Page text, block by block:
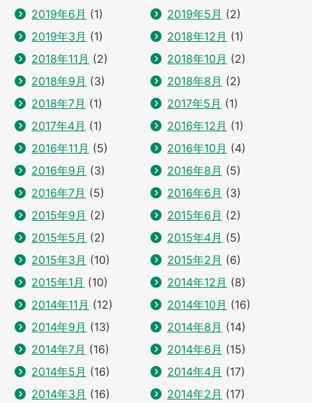
2019年6月 (1) 2019年5月 (2)
2019年3月 (1) 2018年12月 (1)
2018年11月 (2) 2018年10月 (2)
2018年9月 (3) 2018年8月 (2)
2018年7月 (1) 2017年5月 (1)
2017年4月 (1) 2016年12月 (1)
2016年11月 (5) 2016年10月 (4)
2016年9月 (3) 2016年8月 (5)
2016年7月 (5) 2016年6月 (3)
2015年9月 (2) 2015年6月 (2)
2015年5月 (2) 2015年4月 (5)
2015年3月 (10) 2015年2月 (6)
2015年1月 (10) 2014年12月 (8)
2014年11月 (12) 2014年10月 (16)
2014年9月 (13) 2014年8月 (14)
2014年7月 (16) 2014年6月 (15)
2014年5月 (16) 2014年4月 (17)
2014年3月 (16) 2014年2月 (17)